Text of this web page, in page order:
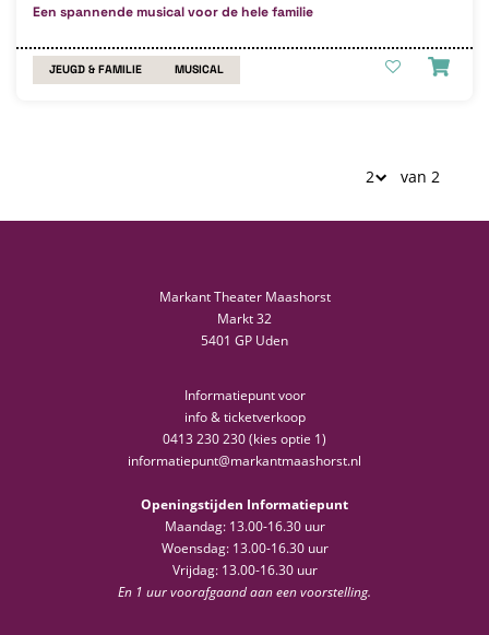
Een spannende musical voor de hele familie
JEUGD & FAMILIE MUSICAL
van 2
Markant Theater Maashorst
Markt 32
5401 GP Uden
Informatiepunt voor
info & ticketverkoop
0413 230 230 (kies optie 1)
informatiepunt@markantmaashorst.nl
Openingstijden Informatiepunt
Maandag: 13.00-16.30 uur
Woensdag: 13.00-16.30 uur
Vrijdag: 13.00-16.30 uur
En 1 uur voorafgaand aan een voorstelling.